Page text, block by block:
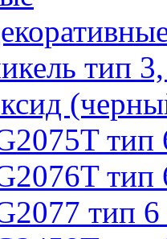
тип
тип
тип
тип 6